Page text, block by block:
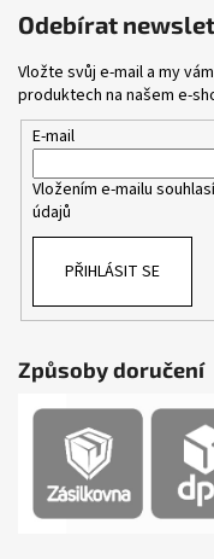
Odebírat
Vložte svůj e-mail a my
produktech na našem e-
E-mail
Vložením e-mailu
údajů
PŘIHLÁSIT SE
Způsoby doručení